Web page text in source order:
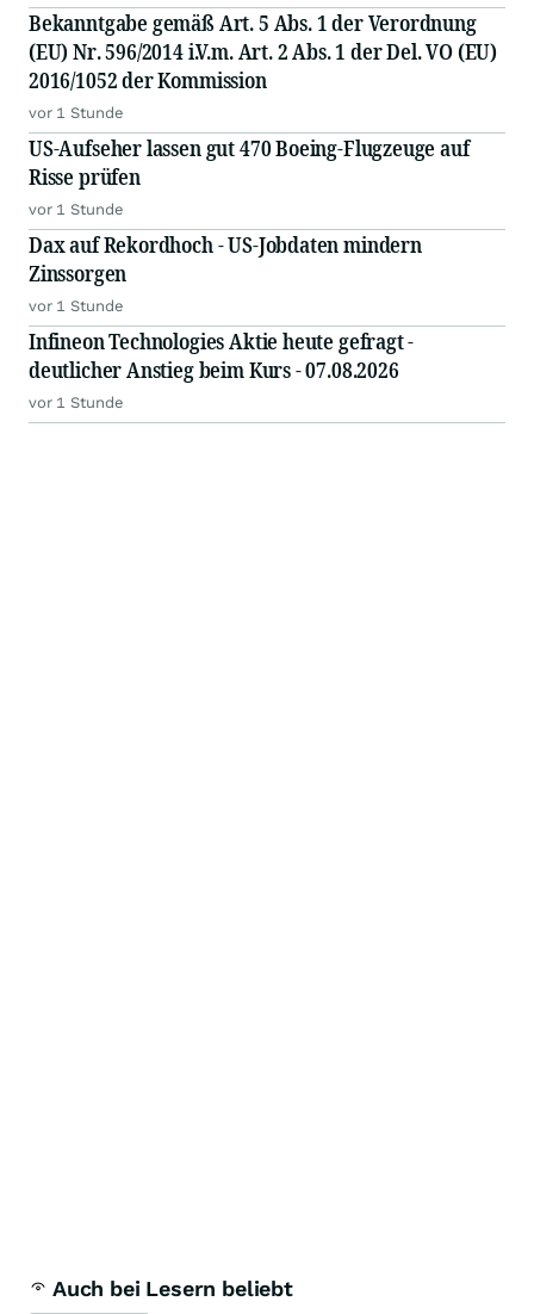
Bekanntgabe gemäß Art. 5 Abs. 1 der Verordnung
(EU) Nr. 596/2014 i.V.m. Art. 2 Abs. 1 der Del. VO (EU)
2016/1052 der Kommission
vor 1 Stunde
US-Aufseher lassen gut 470 Boeing-Flugzeuge auf
Risse prüfen
vor 1 Stunde
Dax auf Rekordhoch - US-Jobdaten mindern
Zinssorgen
vor 1 Stunde
Infineon Technologies Aktie heute gefragt -
deutlicher Anstieg beim Kurs - 07.08.2026
vor 1 Stunde
Auch bei Lesern beliebt